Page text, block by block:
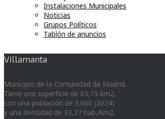
Instalaciones Municipales
Noticias
Grupos Políticos
Tablón de anuncios
Villamanta
Municipio de la Comunidad de Madrid.
Tiene una superficie de 63,15 km2,
con una población de 3.060 (2024)
y una densidad de 33,37 hab./km2.